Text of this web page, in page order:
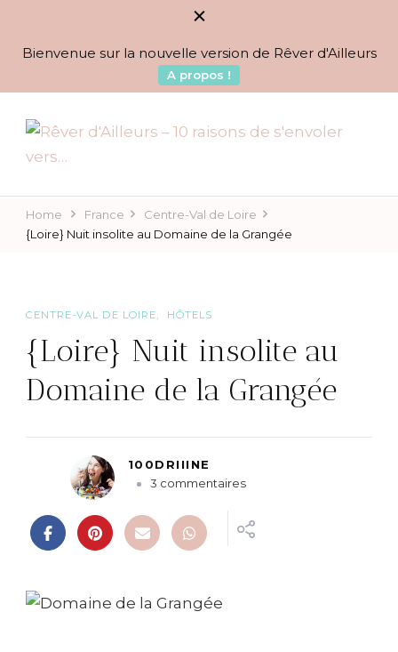
Bienvenue sur la nouvelle version de Rêver d'Ailleurs
A propos !
Rêver d'Ailleurs – 10
BLOG VOYAGES DEPUIS 2010
Home France
Centre-Val de Loire
{Loire} Nuit insolite au Domaine de la Grangée
CENTRE-VAL DE LOIRE HÔTELS
{Loire} Nuit insolite au
Domaine de la Grangée
100DRIIINE
3 commentairess
r
{